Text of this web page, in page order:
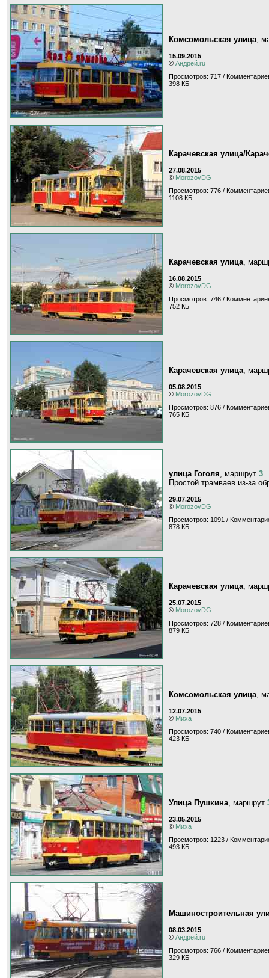
Комсомольская улица,
15.09.2015
© Андрей.ru
Просмотров: 717 /
398 КБ
Карачевская улица/
27.08.2015
© MorozovDG
Просмотров: 776 /
1108 КБ
Карачевская улица,
16.08.2015
© MorozovDG
Просмотров: 746 /
752 КБ
Карачевская улица,
05.08.2015
© MorozovDG
Просмотров: 876 /
765 КБ
улица Гоголя, маршрут 3
Простой трамваев из-за
29.07.2015
© MorozovDG
Просмотров: 1091 /
878 КБ
Карачевская улица,
25.07.2015
© MorozovDG
Просмотров: 728 /
879 КБ
Комсомольская улица,
12.07.2015
© Миха
Просмотров: 740 /
423 КБ
Улица Пушкина, маршрут
23.05.2015
© Миха
Просмотров: 1223 /
493 КБ
Машиностроительная
08.03.2015
© Андрей.ru
Просмотров: 766 /
329 КБ